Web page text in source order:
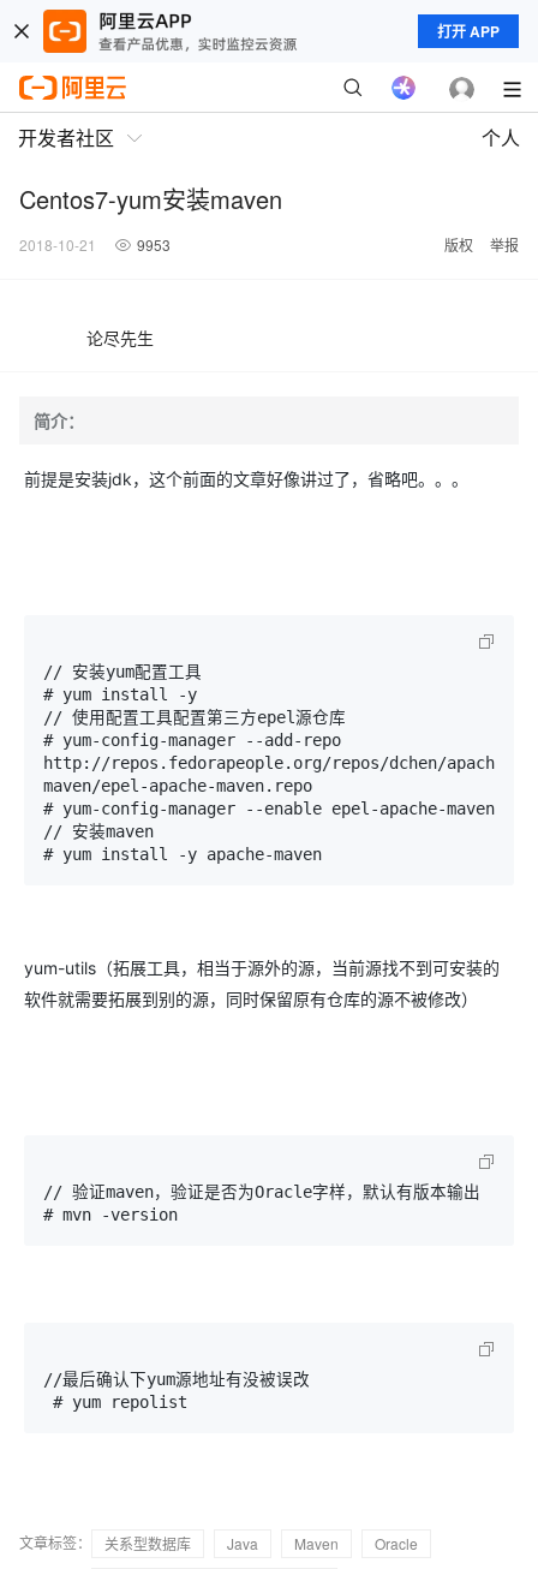
打开 APP
开发者社区 个人
Centos7-yum安装maven
2018-10-21 9953 版权 举报
论尽先生
简介：
前提是安装jdk，这个前面的文章好像讲过了，省略吧。。。
// 安装yum配置工具
# yum install -y
// 使用配置工具配置第三方epel源仓库
# yum-config-manager --add-repo
http://repos.fedorapeople.org/repos/dchen/apache-
maven/epel-apache-maven.repo
# yum-config-manager --enable epel-apache-maven
// 安装maven
# yum install -y apache-maven
yum-utils（拓展工具，相当于源外的源，当前源找不到可安装的
软件就需要拓展到别的源，同时保留原有仓库的源不被修改）
// 验证maven，验证是否为Oracle字样，默认有版本输出
# mvn -version
//最后确认下yum源地址有没被误改
# yum repolist
文章标签： 关系型数据库 Java Maven
Oracle